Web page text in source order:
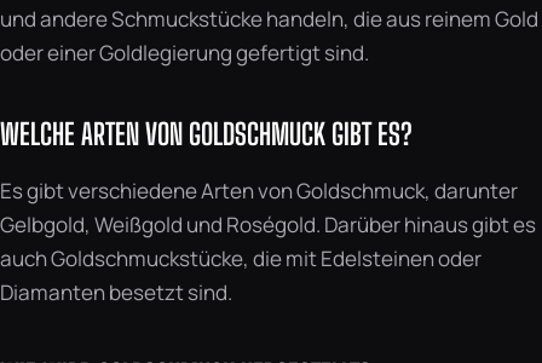
und andere Schmuckstücke handeln, die aus reinem Gold
oder einer Goldlegierung gefertigt sind.
WELCHE ARTEN VON GOLDSCHMUCK GIBT ES?
Es gibt verschiedene Arten von Goldschmuck, darunter
Gelbgold, Weißgold und Roségold. Darüber hinaus gibt es
auch Goldschmuckstücke, die mit Edelsteinen oder
Diamanten besetzt sind.